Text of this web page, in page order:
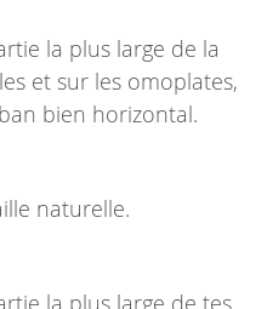
la plus large de la
et sur les omoplates,
bien horizontal.
naturelle.